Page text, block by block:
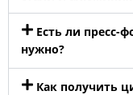
Есть ли пресс-
нужно?
Как получить